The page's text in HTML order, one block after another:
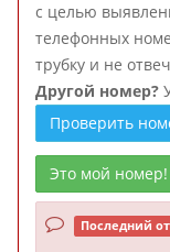
с целью
телефонных
трубку и не
Другой номер?
Проверить
Это мой номер!
Последний